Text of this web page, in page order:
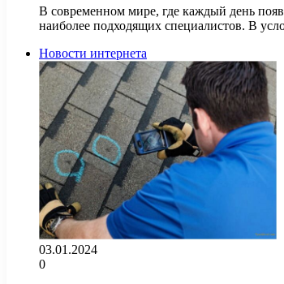
В современном мире, где каждый день
наиболее подходящих специалистов. В
Новости интернета
03.01.2024
0